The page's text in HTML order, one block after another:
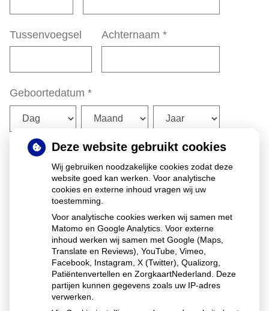
Tussenvoegsel Achternaam *
Geboortedatum *
Geslacht
Vrouw
Anders
Volgende
Deze website gebruikt cookies
Wij gebruiken noodzakelijke cookies zodat deze
website goed kan werken. Voor analytische
cookies en externe inhoud vragen wij uw
toestemming.
Voor analytische cookies werken wij samen met
Matomo en Google Analytics. Voor externe
inhoud werken wij samen met Google (Maps,
Translate en Reviews), YouTube, Vimeo,
Facebook, Instagram, X (Twitter), Qualizorg,
Patiëntenvertellen en ZorgkaartNederland. Deze
partijen kunnen gegevens zoals uw IP-adres
verwerken.